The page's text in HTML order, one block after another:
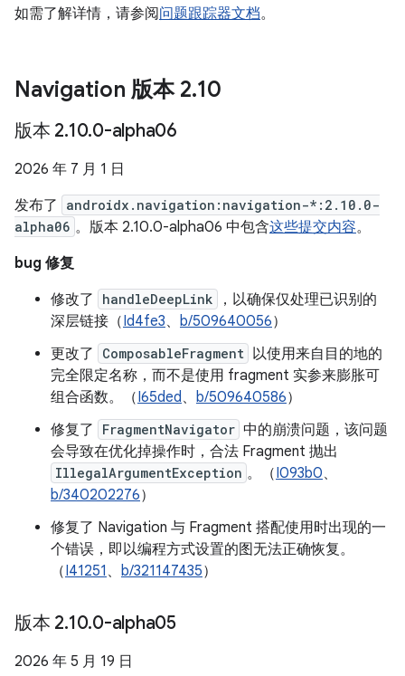
如需了解详情，请参阅问题跟踪器文档。
Navigation 版本 2.10
版本 2.10.0-alpha06
2026 年 7 月 1 日
发布了
androidx.navigation:navigation-*:2.10.0-
alpha06 。版本 2.10.0-alpha06 中包含这些提交内容。
bug 修复
修改了
handleDeepLink
，以确保仅处理已识别的
深层链接（Id4fe3、 b/509640056）
更改了
ComposableFragment 以使用来自目的地的
完全限定名称，而不是使用 fragment 实参来膨胀可
组合函数。（I65ded、 b/509640586）
修复了
FragmentNavigator 中的崩溃问题，该问题
会导致在优化掉操作时，合法 Fragment 抛出
IllegalArgumentException 。（I093b0、
b/340202276）
修复了 Navigation 与 Fragment 搭配使用时出现的一
个错误，即以编程方式设置的图无法正确恢复。
（I41251 、 b/321147435）
版本 2.10.0-alpha05
2026 年 5 月 19 日